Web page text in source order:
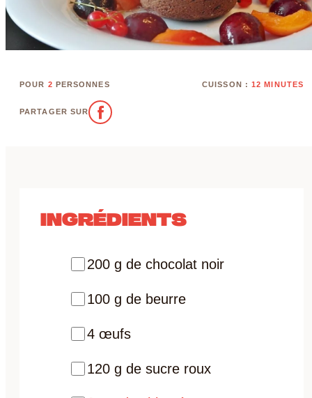
POUR 2 PERSONNES CUISSON : 12 MINUTES
PARTAGER SUR
INGRÉDIENTS
200 g de chocolat noir
100 g de beurre
4 œufs
120 g de sucre roux